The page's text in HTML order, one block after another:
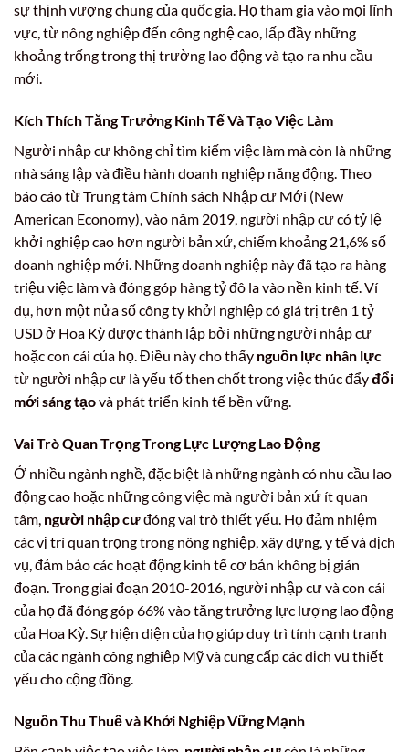
sự thịnh vượng chung của quốc gia. Họ tham gia vào mọi lĩnh
vực, từ nông nghiệp đến công nghệ cao, lấp đầy những
khoảng trống trong thị trường lao động và tạo ra nhu cầu
mới.
Kích Thích Tăng Trưởng Kinh Tế Và Tạo Việc Làm
Người nhập cư không chỉ tìm kiếm việc làm mà còn là những
nhà sáng lập và điều hành doanh nghiệp năng động. Theo
báo cáo từ Trung tâm Chính sách Nhập cư Mới (New
American Economy), vào năm 2019, người nhập cư có tỷ lệ
khởi nghiệp cao hơn người bản xứ, chiếm khoảng 21,6% số
doanh nghiệp mới. Những doanh nghiệp này đã tạo ra hàng
triệu việc làm và đóng góp hàng tỷ đô la vào nền kinh tế. Ví
dụ, hơn một nửa số công ty khởi nghiệp có giá trị trên 1 tỷ
USD ở Hoa Kỳ được thành lập bởi những người nhập cư
hoặc con cái của họ. Điều này cho thấy nguồn lực nhân lực
từ người nhập cư là yếu tố then chốt trong việc thúc đẩyđổi
mới sáng tạovà phát triển kinh tế bền vững.
Vai Trò Quan Trọng Trong Lực Lượng Lao Động
Ở nhiều ngành nghề, đặc biệt là những ngành có nhu cầu lao
động cao hoặc những công việc mà người bản xứ ít quan
tâm, người nhập cưđóng vai trò thiết yếu. Họ đảm nhiệm
các vị trí quan trọng trong nông nghiệp, xây dựng, y tế và dịch
vụ, đảm bảo các hoạt động kinh tế cơ bản không bị gián
đoạn. Trong giai đoạn 2010-2016, người nhập cư và con cái
của họ đã đóng góp 66% vào tăng trưởng lực lượng lao động
của Hoa Kỳ. Sự hiện diện của họ giúp duy trì tính cạnh tranh
của các ngành công nghiệp Mỹ và cung cấp các dịch vụ thiết
yếu cho cộng đồng.
Nguồn Thu Thuế và Khởi Nghiệp Vững Mạnh